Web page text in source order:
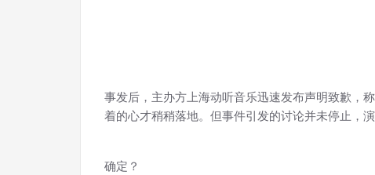
事发后，主办方上海动听音乐迅速发布声明致歉，
着的心才稍稍落地。但事件引发的讨论并未停止，
确定？